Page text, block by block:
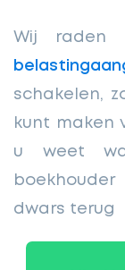
Wij
schakelen,
kunt maken
u weet
dwars terug